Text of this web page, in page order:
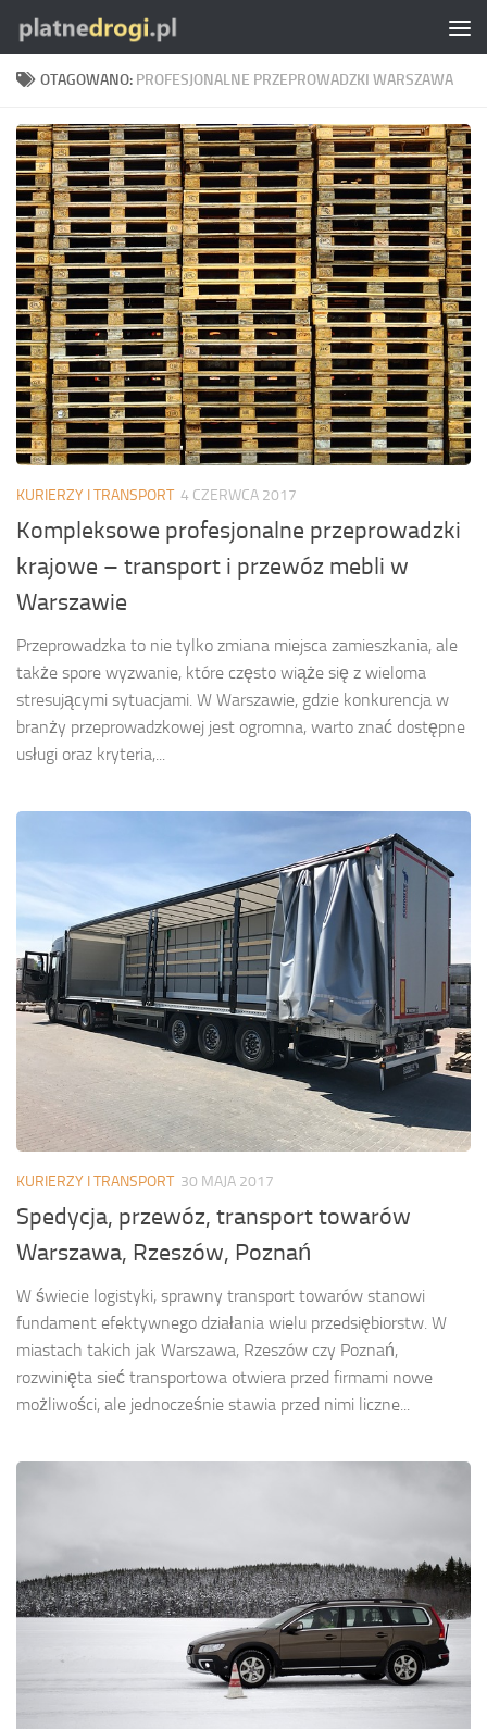
Skip to content
OTAGOWANO: PROFESJONALNE PRZEPROWADZKI WARSZAWA
KURIERZY I TRANSPORT 4 CZERWCA 2017
Kompleksowe profesjonalne przeprowadzki
krajowe – transport i przewóz mebli w
Warszawie
Przeprowadzka to nie tylko zmiana miejsca zamieszkania, ale
także spore wyzwanie, które często wiąże się z wieloma
stresującymi sytuacjami. W Warszawie, gdzie konkurencja w
branży przeprowadzkowej jest ogromna, warto znać dostępne
usługi oraz kryteria,...
KURIERZY I TRANSPORT 30 MAJA 2017
Spedycja, przewóz, transport towarów
Warszawa, Rzeszów, Poznań
W świecie logistyki, sprawny transport towarów stanowi
fundament efektywnego działania wielu przedsiębiorstw. W
miastach takich jak Warszawa, Rzeszów czy Poznań,
rozwinięta sieć transportowa otwiera przed firmami nowe
możliwości, ale jednocześnie stawia przed nimi liczne...